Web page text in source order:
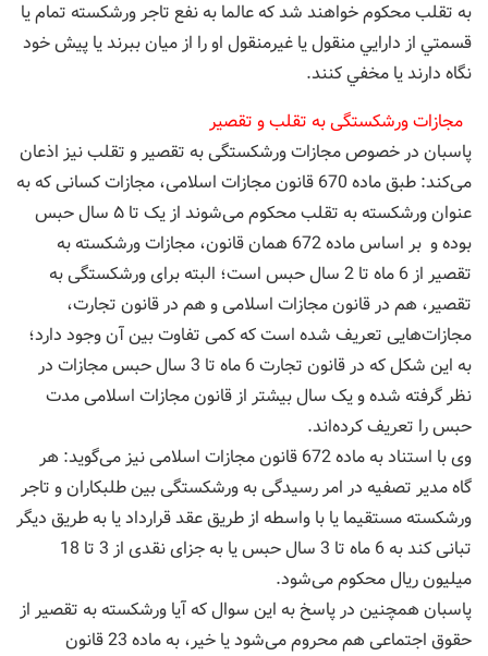
به تقلب محكوم خواهند شد که عالما به نفع تاجر ورشكسته تمام يا
قسمتي از دارایي منقول يا غيرمنقول او را از ميان ببرند يا پيش خود
نگاه دارند يا مخفي کنند.
مجازات ورشکستگی به تقلب و تقصیر
پاسبان در خصوص مجازات ورشکستگی به تقصیر و تقلب نیز اذعان
می‌کند: طبق ماده 670 قانون مجازات اسلامی، مجازات کسانی که به
عنوان ورشکسته به تقلب محکوم می‌شوند از یک تا ۵ سال حبس
بوده و بر اساس ماده 672 همان قانون، مجازات ورشکسته به
تقصیر از 6 ماه تا 2 سال حبس است؛ البته برای ورشکستگی به
تقصیر، هم در قانون مجازات اسلامی و هم در قانون تجارت،
مجازات‌هایی تعریف شده است که کمی تفاوت بین آن وجود دارد؛
به این شکل که در قانون تجارت 6 ماه تا 3 سال حبس مجازات در
نظر گرفته شده و یک سال بیشتر از قانون مجازات اسلامی مدت
حبس را تعریف کرده‌اند.
وی با استناد به ماده 672 قانون مجازات اسلامی نیز می‌گوید: هر
گاه مدیر تصفیه در امر رسیدگی به ورشکستگی بین طلبکاران و تاجر
ورشکسته مستقیما یا با واسطه از طریق عقد قرارداد یا به طریق دیگر
تبانی کند به 6 ماه تا 3 سال حبس یا به جزای نقدی از 3 تا 18
میلیون ریال محکوم می‌شود.
پاسبان همچنین در پاسخ به این سوال که آیا ورشکسته به تقصیر از
حقوق اجتماعی هم محروم می‌شود یا خیر، به ماده 23 قانون